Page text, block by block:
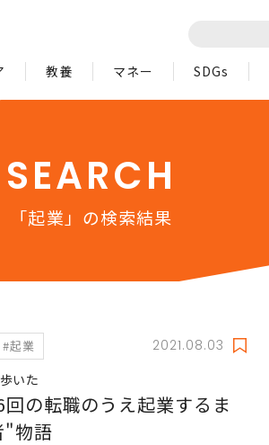
教養 マネー SDGs
SEARCH
「起業」の検索結果
#起業
2021.08.03
いた
の転職のうえ起業するま
"物語